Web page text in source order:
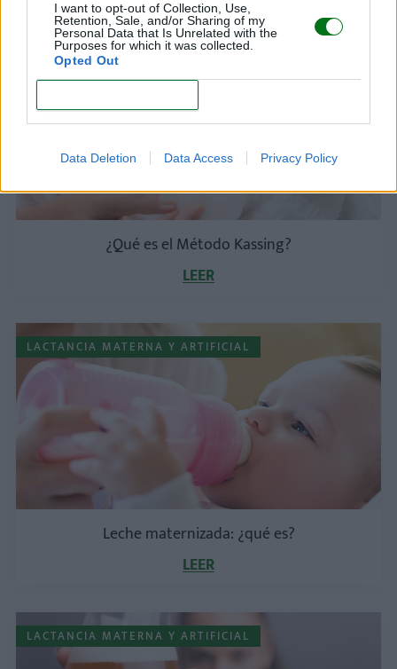
I want to opt-out of Collection, Use,
Retention, Sale, and/or Sharing of my
Personal Data that Is Unrelated with the
Purposes for which it was collected.
Opted Out
Data Deletion Data Access Privacy Policy
LACTANCIA MATERNA Y ARTIFICIAL
¿Qué es el Método Kassing?
LEER
LACTANCIA MATERNA Y ARTIFICIAL
Leche maternizada: ¿qué es?
LEER
LACTANCIA MATERNA Y ARTIFICIAL